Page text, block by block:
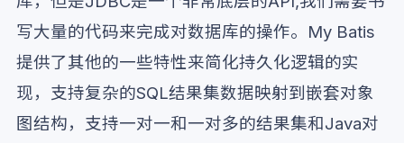
写大量的代码来完成对数据库的操作。My Batis
提供了其他的一些特性来简化持久化逻辑的实
现，支持复杂的SQL结果集数据映射到嵌套对象
图结构，支持一对一和一对多的结果集和Java对